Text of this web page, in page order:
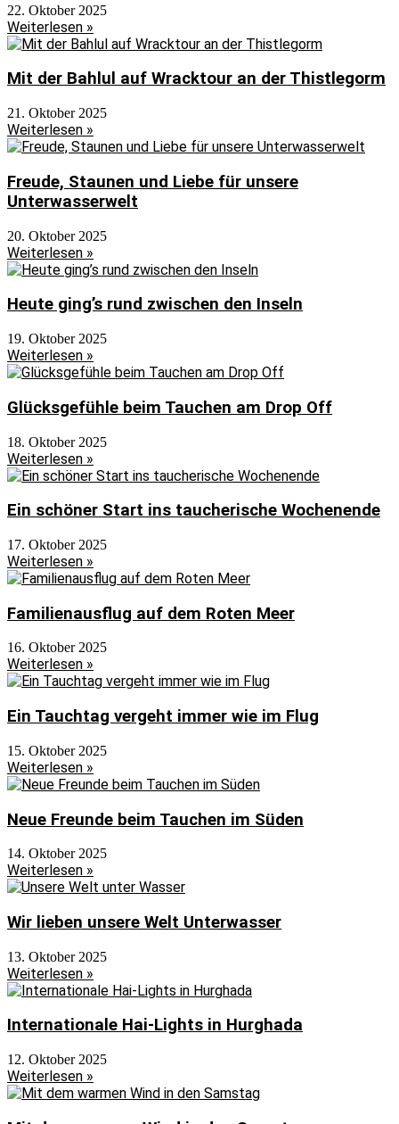
22. Oktober 2025
Weiterlesen »
Mit der Bahlul auf Wracktour an der Thistlegorm
21. Oktober 2025
Weiterlesen »
Freude, Staunen und Liebe für unsere
Unterwasserwelt
20. Oktober 2025
Weiterlesen »
Heute ging’s rund zwischen den Inseln
19. Oktober 2025
Weiterlesen »
Glücksgefühle beim Tauchen am Drop Off
18. Oktober 2025
Weiterlesen »
Ein schöner Start ins taucherische Wochenende
17. Oktober 2025
Weiterlesen »
Familienausflug auf dem Roten Meer
16. Oktober 2025
Weiterlesen »
Ein Tauchtag vergeht immer wie im Flug
15. Oktober 2025
Weiterlesen »
Neue Freunde beim Tauchen im Süden
14. Oktober 2025
Weiterlesen »
Wir lieben unsere Welt Unterwasser
13. Oktober 2025
Weiterlesen »
Internationale Hai-Lights in Hurghada
12. Oktober 2025
Weiterlesen »